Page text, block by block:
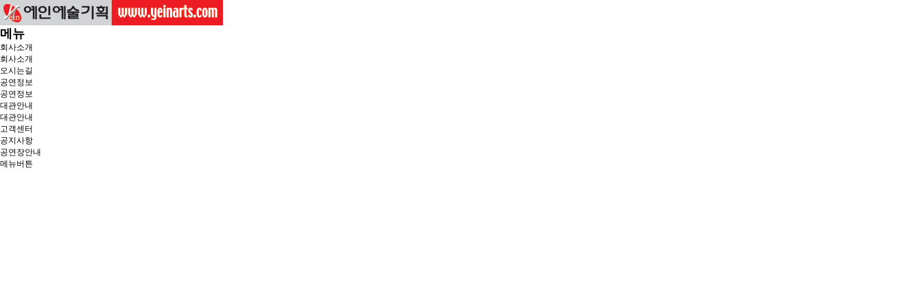
메뉴
회사소개
회사소개
오시는길
공연정보
공연정보
대관안내
대관안내
고객센터
공지사항
공연장안내
메뉴버튼